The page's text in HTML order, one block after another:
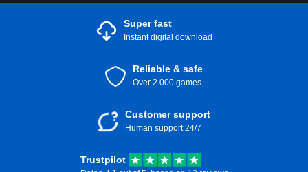
Super fast
Instant digital download
Reliable & safe
Over 2.000 games
Customer support
Human support 24/7
Trustpilot